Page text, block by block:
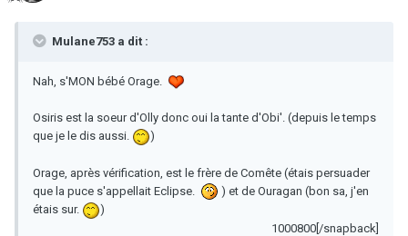
Mulane753 a dit :
Nah, s'MON bébé Orage.
Osiris est la soeur d'Olly donc oui la tante d'Obi'. (depuis le temps
que je le dis aussi.
)
Orage, après vérification, est le frère de Comête (étais persuader
que la puce s'appellait Eclipse.
) et de Ouragan (bon sa, j'en
étais sur.
)
1000800[/snapback]